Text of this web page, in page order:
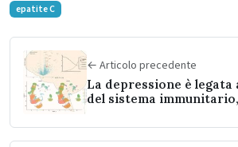
epatite C
← Articolo precedente
La depressione è
del sistema